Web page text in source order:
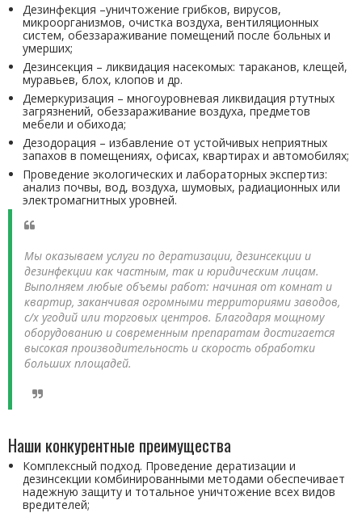
Дезинфекция –уничтожение грибков, вирусов,
микроорганизмов, очистка воздуха, вентиляционных
систем, обеззараживание помещений после больных и
умерших;
Дезинсекция – ликвидация насекомых: тараканов, клещей,
муравьев, блох, клопов и др.
Демеркуризация – многоуровневая ликвидация ртутных
загрязнений, обеззараживание воздуха, предметов
мебели и обихода;
Дезодорация – избавление от устойчивых неприятных
запахов в помещениях, офисах, квартирах и автомобилях;
Проведение экологических и лабораторных экспертиз:
анализ почвы, вод, воздуха, шумовых, радиационных или
электромагнитных уровней.
Мы оказываем услуги по дератизации, дезинсекции и
дезинфекции как частным, так и юридическим лицам.
Выполняем любые объемы работ: начиная от комнат и
квартир, заканчивая огромными территориями заводов,
с/х угодий или торговых центров. Благодаря мощному
оборудованию и современным препаратам достигается
высокая производительность и скорость обработки
больших площадей.
Наши конкурентные преимущества
Комплексный подход. Проведение дератизации и
дезинсекции комбинированными методами обеспечивает
надежную защиту и тотальное уничтожение всех видов
вредителей;